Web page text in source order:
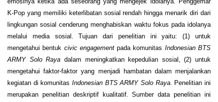
K-Pop yang memiliki keterlibatan sosial rendah hingga menarik diri dari
lingkungan sosial cenderung menghabiskan waktu fokus pada idolanya
melalui media sosial. Tujuan dari penelitian ini yaitu: (1) untuk
mengetahui bentuk civic engagementpada komunitas Indonesian BTS
ARMY Solo Raya dalam meningkatkan kepedulian sosial, (2) untuk
mengetahui faktor-faktor yang menjadi hambatan dalam menjalankan
kegiatan di komunitas Indonesian BTS ARMY Solo Raya. Penelitian ini
merupakan penelitian deskriptif kualitatif. Sumber data penelitian ini